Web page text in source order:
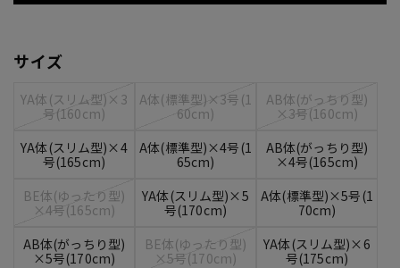
サイズ
YA体(スリム型)×3
号(160cm)
A体(標準型)×3号(1
60cm)
AB体(がっちり型)
×3号(160cm)
YA体(スリム型)×4
号(165cm)
A体(標準型)×4号(1
65cm)
AB体(がっちり型)
×4号(165cm)
BE体(ゆったり型)
×4号(165cm)
YA体(スリム型)×5
号(170cm)
A体(標準型)×5号(1
70cm)
AB体(がっちり型)
×5号(170cm)
BE体(ゆったり型)
×5号(170cm)
YA体(スリム型)×6
号(175cm)